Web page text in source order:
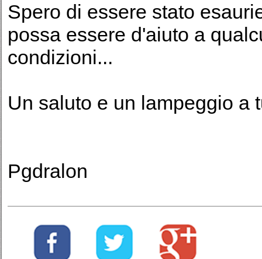
Spero di essere stato
possa essere d'aiuto a
condizioni...
Un saluto e un lampeggio a
Pgdralon